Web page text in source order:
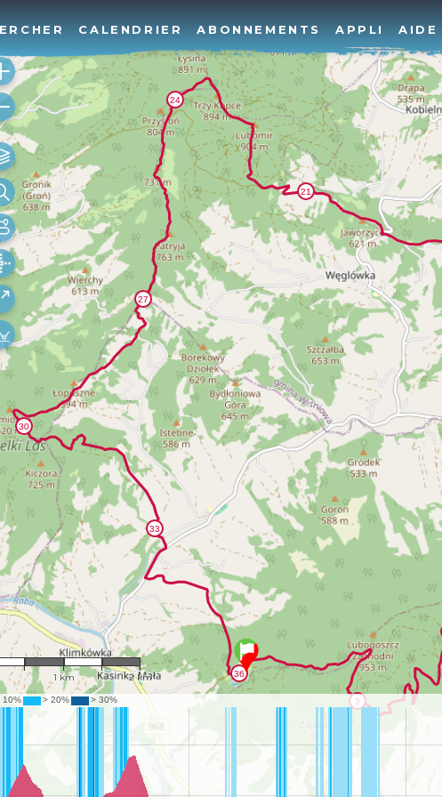
CALENDRIER ABONNEMENTS APPLI AIDE
1 : 41,344
1 km 2 km